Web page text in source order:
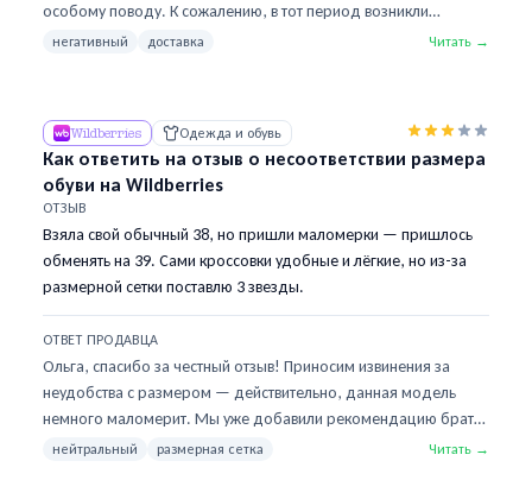
особому поводу. К сожалению, в тот период возникли
непредвиденные задержки на сортировочном центре,
отличным. Будем рады видеть вас снова — в следующий раз
постараемся приятно удивить сервисом.
негативный доставка Читать →
Wildberries Одежда и обувь
Как ответить на отзыв о несоответствии размера
обуви на Wildberries
ОТЗЫВ
Взяла свой обычный 38, но пришли маломерки — пришлось
обменять на 39. Сами кроссовки удобные и лёгкие, но из-за
размерной сетки поставлю 3 звезды.
ОТВЕТ ПРОДАВЦА
Ольга, спасибо за честный отзыв! Приносим извинения за
неудобства с размером — действительно, данная модель
немного маломерит. Мы уже добавили рекомендацию брать
на размер больше в описании товара, чтобы другие
нейтральный размерная сетка Читать →